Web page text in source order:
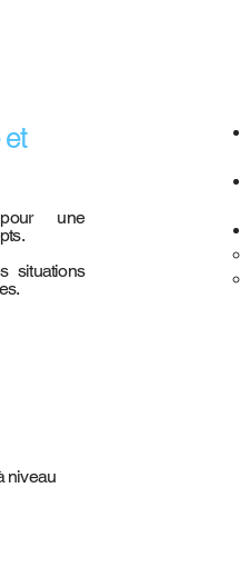
une
situations
niveau